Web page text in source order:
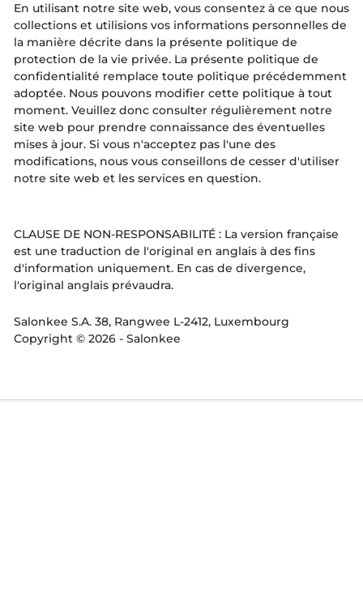
En utilisant notre site web, vous consentez à ce que nous
collections et utilisions vos informations personnelles de
la manière décrite dans la présente politique de
protection de la vie privée. La présente politique de
confidentialité remplace toute politique précédemment
adoptée. Nous pouvons modifier cette politique à tout
moment. Veuillez donc consulter régulièrement notre
site web pour prendre connaissance des éventuelles
mises à jour. Si vous n'acceptez pas l'une des
modifications, nous vous conseillons de cesser d'utiliser
notre site web et les services en question.
CLAUSE DE NON-RESPONSABILITÉ : La version française
est une traduction de l'original en anglais à des fins
d'information uniquement. En cas de divergence,
l'original anglais prévaudra.
Salonkee S.A. 38, Rangwee L-2412, Luxembourg
Copyright © 2026 - Salonkee